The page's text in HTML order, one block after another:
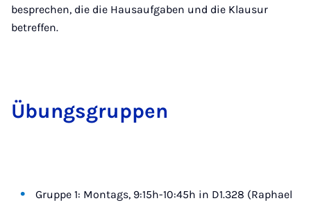
besprechen, die die Hausaufgaben und die Klausur
betreffen.
Übungs­grup­pen
Gruppe 1: Montags, 9:15h-10:45h in D1.328 (Raphael